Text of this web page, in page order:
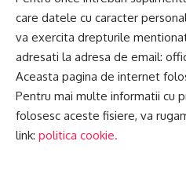
care datele cu caracter
va exercita drepturile
adresati la adresa de email:
Aceasta pagina de internet
Pentru mai multe informatii cu
folosesc aceste fisiere, va
link: politica cookie.